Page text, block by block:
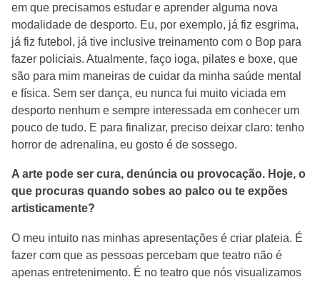
em que precisamos estudar e aprender alguma nova
modalidade de desporto. Eu, por exemplo, já fiz esgrima,
já fiz futebol, já tive inclusive treinamento com o Bop para
fazer policiais. Atualmente, faço ioga, pilates e boxe, que
são para mim maneiras de cuidar da minha saúde mental
e física. Sem ser dança, eu nunca fui muito viciada em
desporto nenhum e sempre interessada em conhecer um
pouco de tudo. E para finalizar, preciso deixar claro: tenho
horror de adrenalina, eu gosto é de sossego.
A arte pode ser cura, denúncia ou provocação. Hoje, o
que procuras quando sobes ao palco ou te expões
artisticamente?
O meu intuito nas minhas apresentações é criar plateia. É
fazer com que as pessoas percebam que teatro não é
apenas entretenimento. É no teatro que nós visualizamos